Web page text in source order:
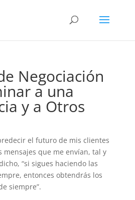
Negociación
a una
y a Otros
el futuro de mis clientes
mensajes que me envían, tal y
“si sigues haciendo las
entonces obtendrás los
siempre”.